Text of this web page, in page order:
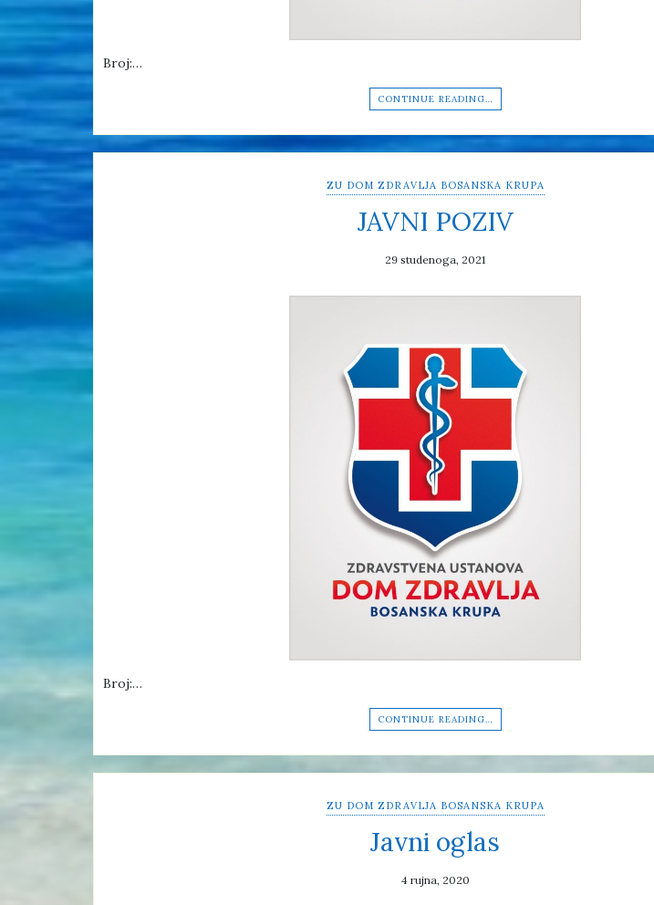
Broj:…
CONTINUE READING…
ZU DOM ZDRAVLJA BOSANSKA KRUPA
JAVNI POZIV
29 studenoga, 2021
Broj:…
CONTINUE READING…
ZU DOM ZDRAVLJA BOSANSKA KRUPA
Javni oglas
4 rujna, 2020